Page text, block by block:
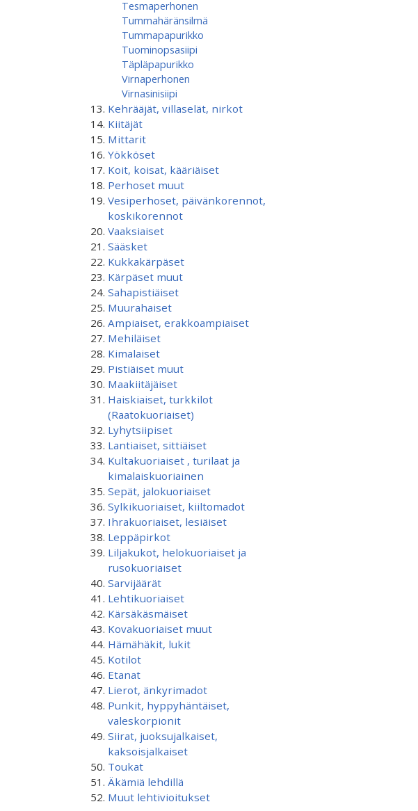
Tesmaperhonen
Tummahäränsilmä
Tummapapurikko
Tuominopsasiipi
Täpläpapurikko
Virnaperhonen
Virnasinisiipi
Kehrääjät, villaselät, nirkot
Kiitäjät
Mittarit
Yökköset
Koit, koisat, kääriäiset
Perhoset muut
Vesiperhoset, päivänkorennot,
koskikorennot
Vaaksiaiset
Sääsket
Kukkakärpäset
Kärpäset muut
Sahapistiäiset
Muurahaiset
Ampiaiset, erakkoampiaiset
Mehiläiset
Kimalaiset
Pistiäiset muut
Maakiitäjäiset
Haiskiaiset, turkkilot
(Raatokuoriaiset)
Lyhytsiipiset
Lantiaiset, sittiäiset
Kultakuoriaiset , turilaat ja
kimalaiskuoriainen
Sepät, jalokuoriaiset
Sylkikuoriaiset, kiiltomadot
Ihrakuoriaiset, lesiäiset
Leppäpirkot
Liljakukot, helokuoriaiset ja
rusokuoriaiset
Sarvijäärät
Lehtikuoriaiset
Kärsäkäsmäiset
Kovakuoriaiset muut
Hämähäkit, lukit
Kotilot
Etanat
Lierot, änkyrimadot
Punkit, hyppyhäntäiset,
valeskorpionit
Siirat, juoksujalkaiset,
kaksoisjalkaiset
Toukat
Äkämiä lehdillä
Muut lehtivioitukset